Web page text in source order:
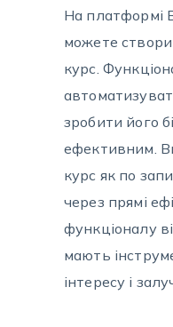
На платформі
можете
курс.
зробити його
ефективним.
курс як по
через прямі
функціоналу
мають
інтересу і